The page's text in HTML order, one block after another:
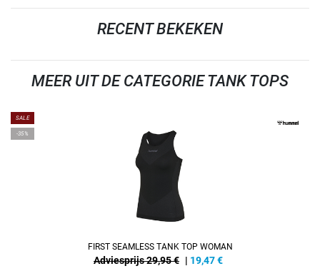
RECENT BEKEKEN
MEER UIT DE CATEGORIE TANK TOPS
SALE
-35%
FIRST SEAMLESS TANK TOP WOMAN
Adviesprijs 29,95 € | 19,47€